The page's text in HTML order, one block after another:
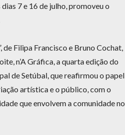
7 e 16 de julho, promoveu o
de Filipa Francisco e Bruno Cochat,
n’A Gráfica, a quarta edição do
de Setúbal, que reafirmou o papel
artística e o público, com o
que envolvem a comunidade no